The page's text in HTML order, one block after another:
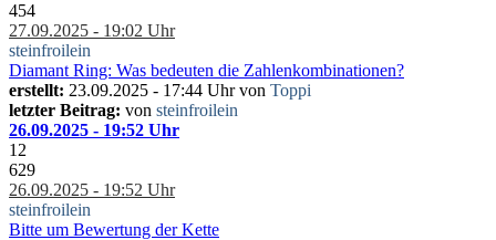
454
27.09.2025 - 19:02 Uhr
steinfroilein
Diamant Ring: Was bedeuten die Zahlenkombinationen?
erstellt: 23.09.2025 - 17:44 Uhr von Toppi
letzter Beitrag: von steinfroilein
26.09.2025 - 19:52 Uhr
12
629
26.09.2025 - 19:52 Uhr
steinfroilein
Bitte um Bewertung der Kette